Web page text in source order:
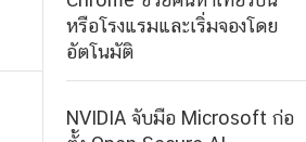
หรือโรงแรมและเริ่มจองโดย
อัตโนมัติ
NVIDIA จับมือ Microsoft ก่อ